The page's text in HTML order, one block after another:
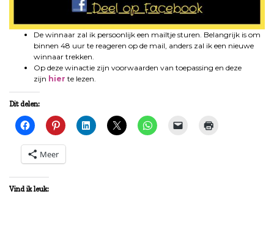
De winnaar zal ik persoonlijk een mailtje sturen. Belangrijk is om
binnen 48 uur te reageren op de mail, anders zal ik een nieuwe
winnaar trekken.
Op deze winactie zijn voorwaarden van toepassing en deze
zijn hier te lezen.
Dit delen:
Meer
Vind ik leuk: